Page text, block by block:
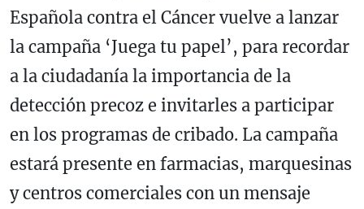
Española contra el Cáncer vuelve a lanzar
la campaña ‘Juega tu papel’, para recordar
a la ciudadanía la importancia de la
detección precoz e invitarles a participar
en los programas de cribado. La campaña
estará presente en farmacias, marquesinas
y centros comerciales con un mensaje